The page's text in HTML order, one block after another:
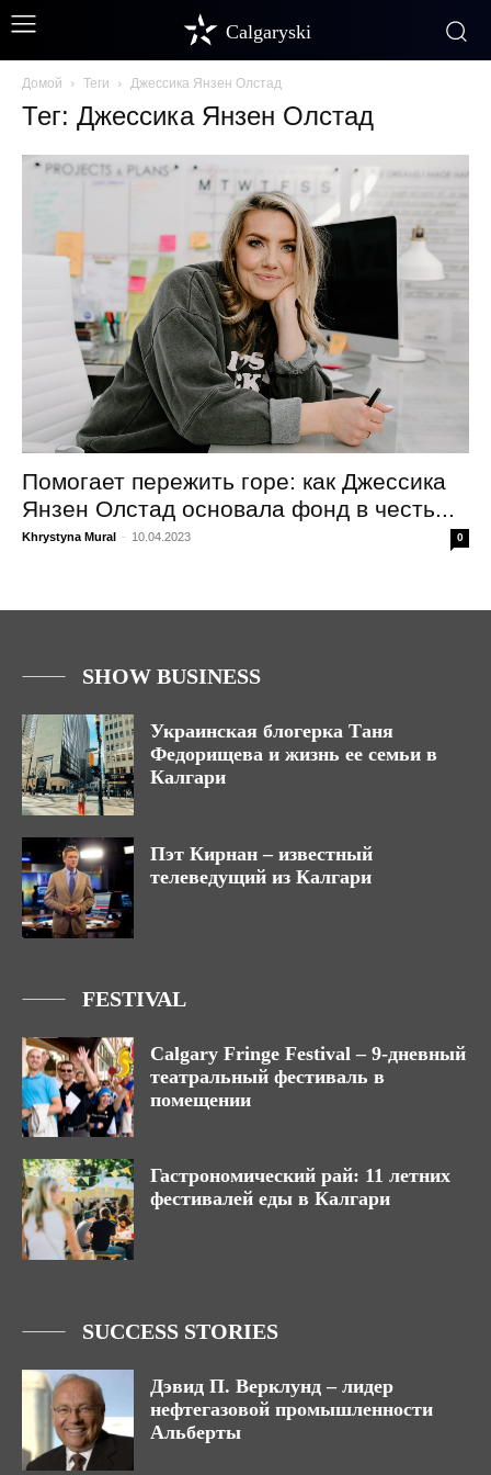
Calgaryski
Домой Теги Джессика Янзен Олстад
Тег: Джессика Янзен Олстад
Помогает пережить горе: как Джессика
Янзен Олстад основала фонд в честь...
Khrystyna Mural - 10.04.2023 0
SHOW BUSINESS
Украинская блогерка Таня
Федорищева и жизнь ее семьи в
Калгари
Пэт Кирнан – известный
телеведущий из Калгари
FESTIVAL
Calgary Fringe Festival – 9-дневный
театральный фестиваль в
помещении
Гастрономический рай: 11 летних
фестивалей еды в Калгари
SUCCESS STORIES
Дэвид П. Верклунд – лидер
нефтегазовой промышленности
Альберты